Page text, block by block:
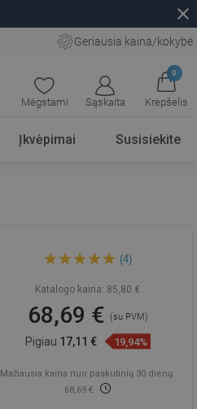
close
Geriausia kaina/kokybė
Mėgstami Sąskaita
0
Krepšelis
Įkvėpimai Susisiekite
Mexen X33 dušo kolona,
juoda - 798333391-70
(4)
Katalogo kaina: 85,80 €
68,69 € (su PVM)
Pigiau 17,11 € 19,94%
Mažiausia kaina nuo paskutinių 30 dienų:
68,69 €